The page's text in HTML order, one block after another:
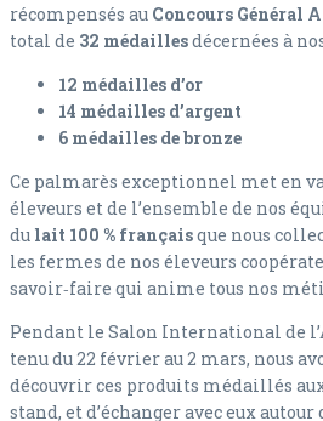
récompensés au Concours Général
total de 32 médaillesdécernées à
12 médailles d’or
14 médailles d’argent
6 médailles de bronze
Ce palmarès exceptionnel met en
éleveurs et de l’ensemble de nos
du lait 100 % françaisque nous
les fermes de nos éleveurs
savoir‑faire qui anime tous nos
Pendant le Salon International de
tenu du 22 février au 2 mars, nous
découvrir ces produits médaillés
stand, et d’échanger avec eux